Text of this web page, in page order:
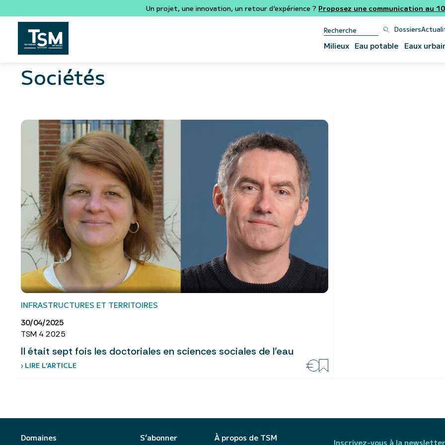
Un projet, une innovation, un retour d'expérience ? Proposez une communication au
Dossiers
Milieux Eau potable Eaux
Sociétés
INFRASTRUCTURES ET TERRITOIRES
30/04/2025
TSM 4 2025
Il était sept fois les doctoriales en sciences sociales de l’eau
› LIRE L’ARTICLE
Domaines S’abonner À propos de TSM Inscrivez-vous à la